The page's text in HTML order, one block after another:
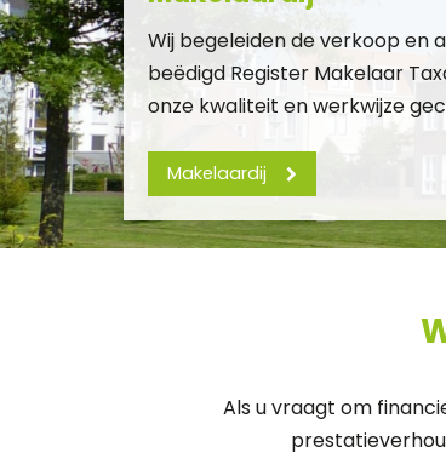
Wij begeleiden de verkoop en
beëdigd Register Makelaar
onze kwaliteit en werkwijze
Makelaardij
Als u vraagt om